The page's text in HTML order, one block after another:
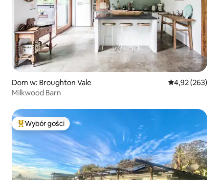
Dom w: Broughton Vale Średnia
4,92 (263)
Milkwood Barn
Najpopularniejsze z kategorii Wybór gości
Wybór gości